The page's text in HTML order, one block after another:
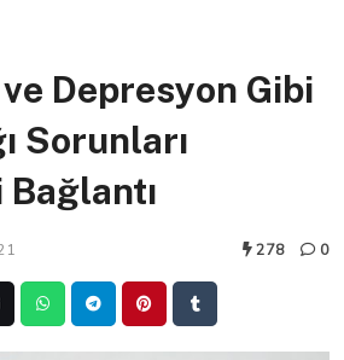
Depresyon Gibi
Sorunları
Bağlantı
278 0